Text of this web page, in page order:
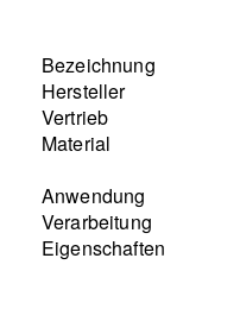
Bezeichnung
Hersteller
Vertrieb
Material
Anwendung
Verarbeitung
Eigenschaften